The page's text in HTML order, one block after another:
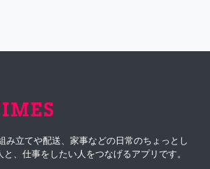
み立てや配送、家事などの日常のちょっとし
、仕事をしたい人をつなげるアプリです。